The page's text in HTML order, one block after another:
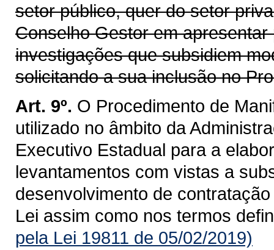
setor público, quer do setor
Conselho Gestor em
investigações que subsidiem
solicitando a sua inclusão no
Art. 9º. O Procedimento de
utilizado no âmbito da
Executivo Estadual para a
levantamentos com vistas a
desenvolvimento de
Lei assim como nos termos
pela Lei 19811 de 05/02/2019)